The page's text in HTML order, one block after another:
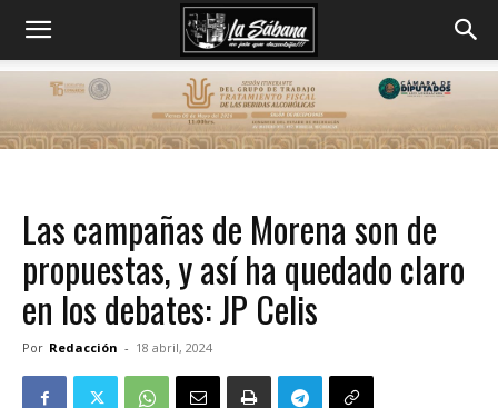
Las campañas de Morena son de
propuestas, y así ha quedado claro
en los debates: JP Celis
Por Redacción - 18 abril, 2024